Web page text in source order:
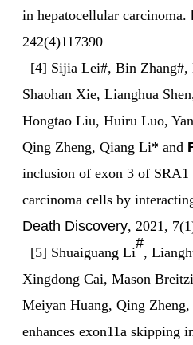
in hepatocellular carcinoma.
242(4)117390
[4] Sijia Lei#, Bin Zhang#,
Shaohan Xie, Lianghua
Hongtao Liu, Huiru Luo,
Qing Zheng, Qiang Li* and
inclusion of exon 3 of SRA1
carcinoma cells by
Death Discovery, 2021,
[5] Shuaiguang Li
#
,
Xingdong Cai, Mason
Meiyan Huang, Qing Zheng,
enhances exon11a skipping